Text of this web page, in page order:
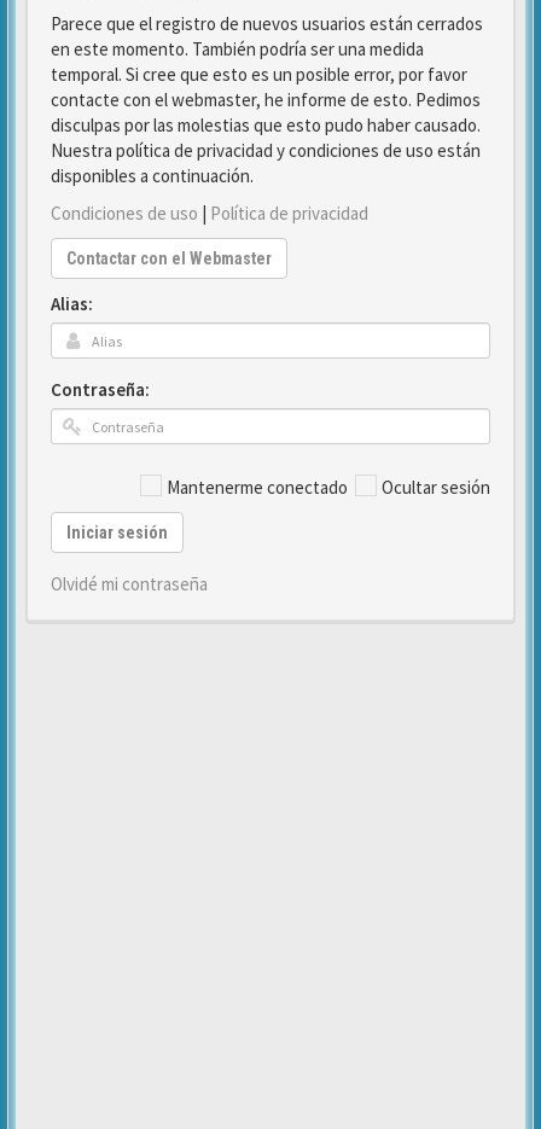
Parece que el registro de nuevos usuarios están cerrados
en este momento. También podría ser una medida
temporal. Si cree que esto es un posible error, por favor
contacte con el webmaster, he informe de esto. Pedimos
disculpas por las molestias que esto pudo haber causado.
Nuestra política de privacidad y condiciones de uso están
disponibles a continuación.
Condiciones de uso | Política de privacidad
Contactar con el Webmaster
Alias:
Contraseña:
Mantenerme conectado Ocultar sesión
Iniciar sesión
Olvidé mi contraseña